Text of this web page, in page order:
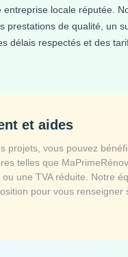
entreprise locale réputée.
prestations de qualité, un
délais respectés et des
et aides
projets, vous pouvez
telles que
une TVA réduite. Notre
pour vous renseigner